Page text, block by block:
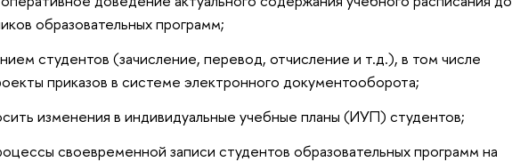
образовательных программ;
студентов (зачисление, перевод, отчисление и т.д.), в том числе
приказов в системе электронного документооборота;
изменения в индивидуальные учебные планы (ИУП) студентов;
своевременной записи студентов образовательных программ на